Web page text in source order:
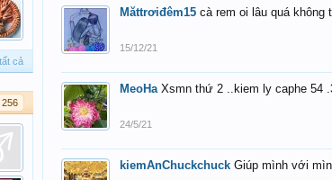
cả
256
Măttrơiđêm15 cà rem oi lâu quá không
15/12/21
MeoHa Xsmn thứ 2 ..kiem ly caphe 54
24/5/21
kiemAnChuckchuck Giúp mình với